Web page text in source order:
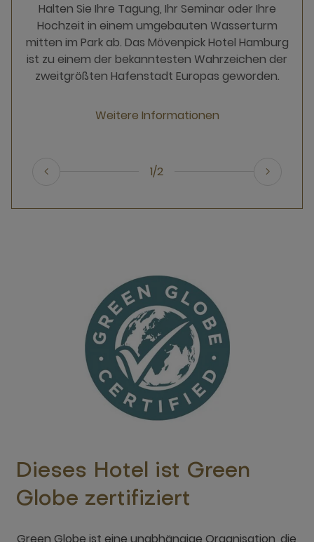
Halten Sie Ihre Tagung, Ihr Seminar oder Ihre
Hochzeit in einem umgebauten Wasserturm
mitten im Park ab. Das Mövenpick Hotel Hamburg
ist zu einem der bekanntesten Wahrzeichen der
zweitgrößten Hafenstadt Europas geworden.
Weitere Informationen
1/2
Dieses Hotel ist Green
Globe zertifiziert